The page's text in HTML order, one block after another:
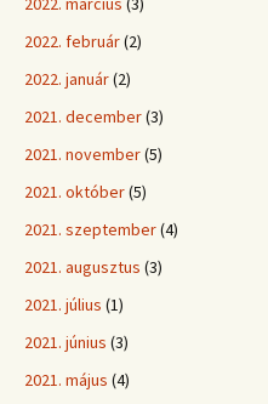
2022. február(2)
2022. január(2)
2021. december(3)
2021. november(5)
2021. október(5)
2021. szeptember(4)
2021. augusztus (3)
2021. július (1)
2021. június (3)
2021. május (4)